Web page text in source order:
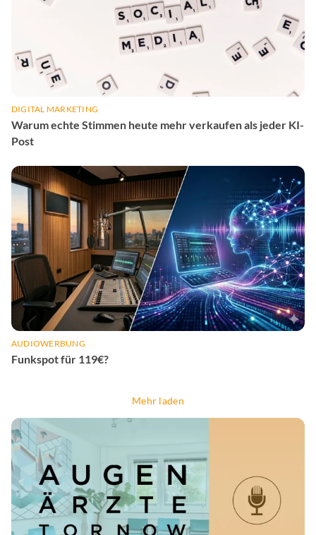
DIGITAL MARKETING
Warum echte Stimmen heute mehr verkaufen als jeder KI-
Post
AUDIOWERBUNG
Funkspot für 119€?
Mehr laden